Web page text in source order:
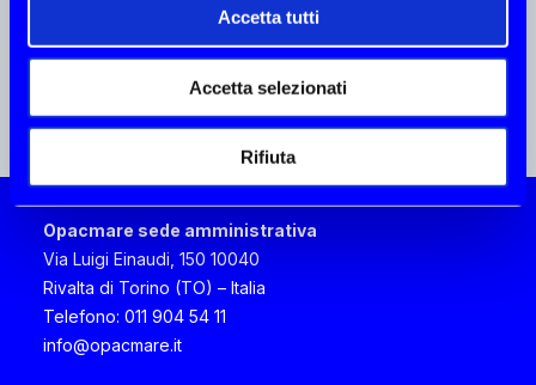
Accetta tutti
Accetta selezionati
Rifiuta
BLUE POINT YACHTING
Larnaca
+357 24639600
aftersales@bpyachting.com
CIRO TODISCO
Opacmare sede amministrativa
Via Luigi Einaudi, 150 10040
Rivalta di Torino (TO) – Italia
Telefono: 011 904 54 11
info@opacmare.it